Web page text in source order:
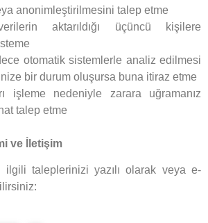
anonimleştirilmesini talep etme
aktarıldığı üçüncü kişilere
otomatik sistemlerle analiz edilmesi
bir durum oluşursa buna itiraz etme
işleme nedeniyle zarara uğramanız
talep etme
ve İletişim
ilgili taleplerinizi yazılı olarak veya e-